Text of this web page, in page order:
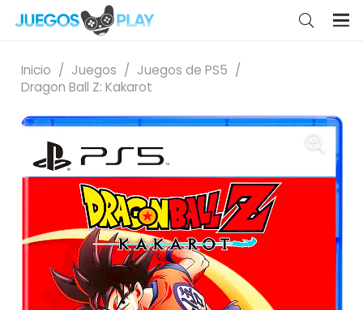
Inicio / Juegos / Juegos de PS5 /
Dragon Ball Z: Kakarot